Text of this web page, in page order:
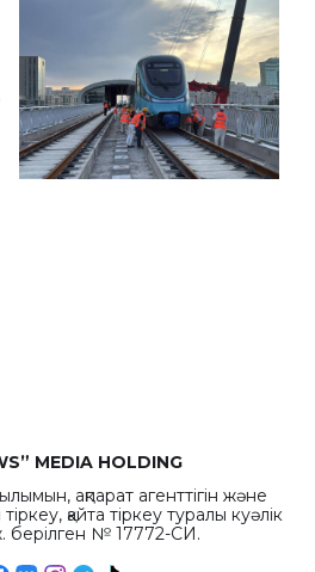
MEDIA HOLDING
ақпарат агенттігін және
қайта тіркеу туралы куәлік
берілген № 17772-СИ.